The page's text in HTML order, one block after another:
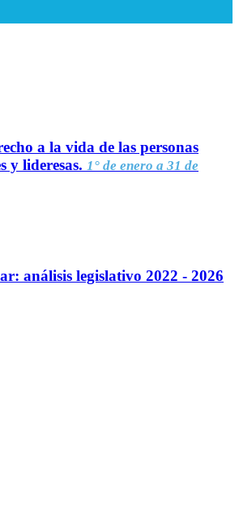
a la vida de las personas
y lideresas. 1° de enero a 31 de
análisis legislativo 2022 - 2026